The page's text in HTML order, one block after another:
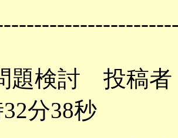
題検討 投稿
分38秒